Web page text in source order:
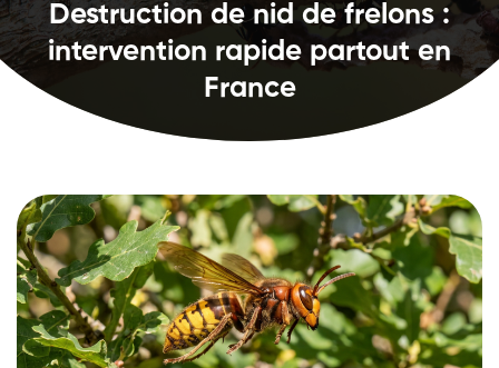
Destruction de nid de frelons :
intervention rapide partout en
France